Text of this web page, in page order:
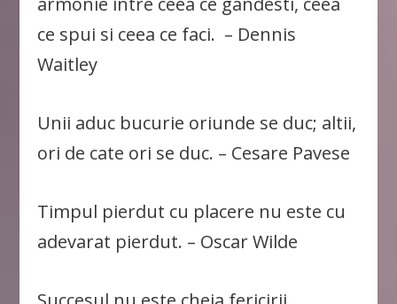
ce spui si ceea ce faci. – Dennis
Waitley
Unii aduc bucurie oriunde se duc; altii,
ori de cate ori se duc. – Cesare Pavese
Timpul pierdut cu placere nu este cu
adevarat pierdut. – Oscar Wilde